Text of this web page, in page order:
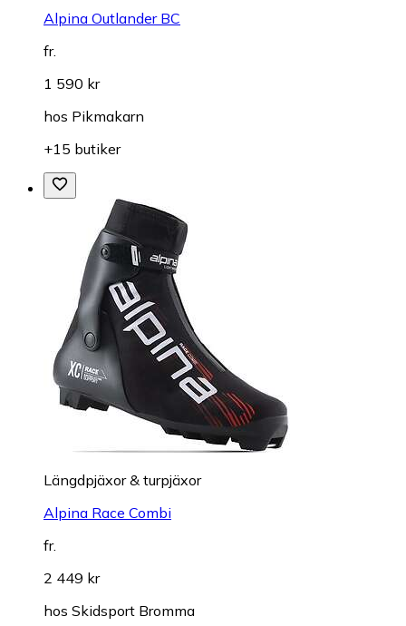
Alpina Outlander BC
fr.
1 590 kr
hos Pikmakarn
+15 butiker
Längdpjäxor & turpjäxor
Alpina Race Combi
fr.
2 449 kr
hos Skidsport Bromma